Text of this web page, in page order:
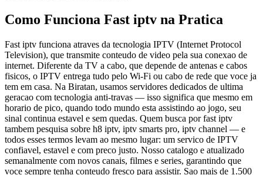
Como Funciona Fast iptv na Pratica
Fast iptv funciona atraves da tecnologia IPTV (Internet Protocol
Television), que transmite conteudo de video pela sua conexao de
internet. Diferente da TV a cabo, que depende de antenas e cabos
fisicos, o IPTV entrega tudo pelo Wi-Fi ou cabo de rede que voce ja
tem em casa. Na Biratan, usamos servidores dedicados de ultima
geracao com tecnologia anti-travas — isso significa que mesmo em
horario de pico, quando todo mundo esta assistindo ao jogo, seu
sinal continua estavel e sem quedas. Quem busca por fast iptv
tambem pesquisa sobre h8 iptv, iptv smarts pro, iptv channel — e
todos esses termos levam ao mesmo lugar: um servico de IPTV
confiavel, estavel e com preco justo. Nosso catalogo e atualizado
semanalmente com novos canais, filmes e series, garantindo que
voce sempre tenha conteudo fresco para assistir. Sao mais de 1.500